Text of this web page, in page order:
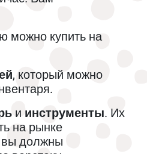
можно купить на
, который можно
и инструменты. Их
на рынке
вы должны